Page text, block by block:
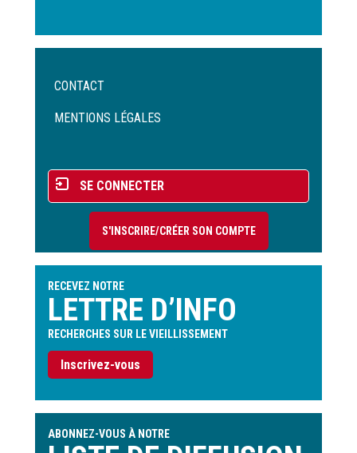
Menu
de
CONTACT
MENTIONS LÉGALES
Menu
du
compte
l'utilisateur
SE CONNECTER
S'INSCRIRE/CRÉER SON COMPTE
RECEVEZ NOTRE
LETTRE D’INFO
RECHERCHES SUR LE VIEILLISSEMENT
Inscrivez-vous
ABONNEZ-VOUS À NOTRE